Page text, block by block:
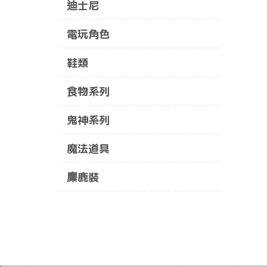
迪士尼
電玩角色
鞋類
食物系列
鬼神系列
魔法道具
麋鹿裝